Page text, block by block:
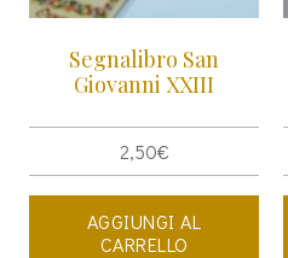
Segnalibro San
Giovanni XXIII
2,50€
AGGIUNGI AL
CARRELLO